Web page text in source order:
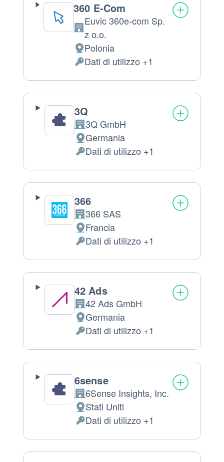
360 E-Com
Azienda:
Euvic 360e-com Sp.
z o.o.
Luogo
del
trattamento:
Polonia
Dati
Personali
trattati:
Dati di utilizzo +1
3Q
Azienda:
3Q GmbH
Luogo
del
trattamento:
Germania
Dati
Personali
trattati:
Dati di utilizzo +1
366
Azienda:
366 SAS
Luogo
del
trattamento:
Francia
Dati
Personali
trattati:
Dati di utilizzo +1
42 Ads
Azienda:
42 Ads GmbH
Luogo
del
trattamento:
Germania
Dati
Personali
trattati:
Dati di utilizzo +1
6sense
Azienda:
6Sense Insights, Inc.
Luogo
del
trattamento:
Stati Uniti
Dati
Personali
trattati:
Dati di utilizzo +1